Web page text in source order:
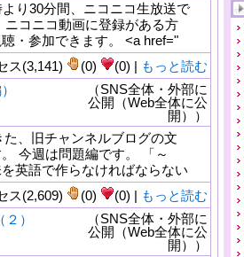
り30分間、ニコニコ生放送で
コニコ動画に登録がある方
・参加できます。 <a href="
ス(3,141) (0) (0) | もっと読む
（SNS全体・外部に
公開（Web全体に公
開））
、旧チャンネルブログの文
今週は問題編です。 「～
英語で作らなければならない
ス(2,609) (0) (0) | もっと読む
）
（SNS全体・外部に
公開（Web全体に公
開））